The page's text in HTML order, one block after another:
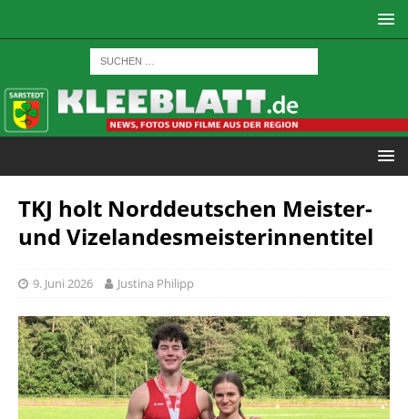
TKJ holt Norddeutschen Meister-
und Vizelandesmeisterinnentitel
9. Juni 2026 Justina Philipp